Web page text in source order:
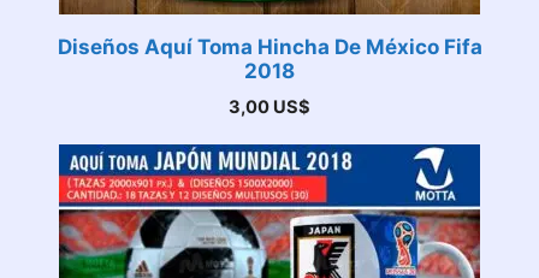
Diseños Aquí Toma Hincha De México Fifa
2018
3,00 US$